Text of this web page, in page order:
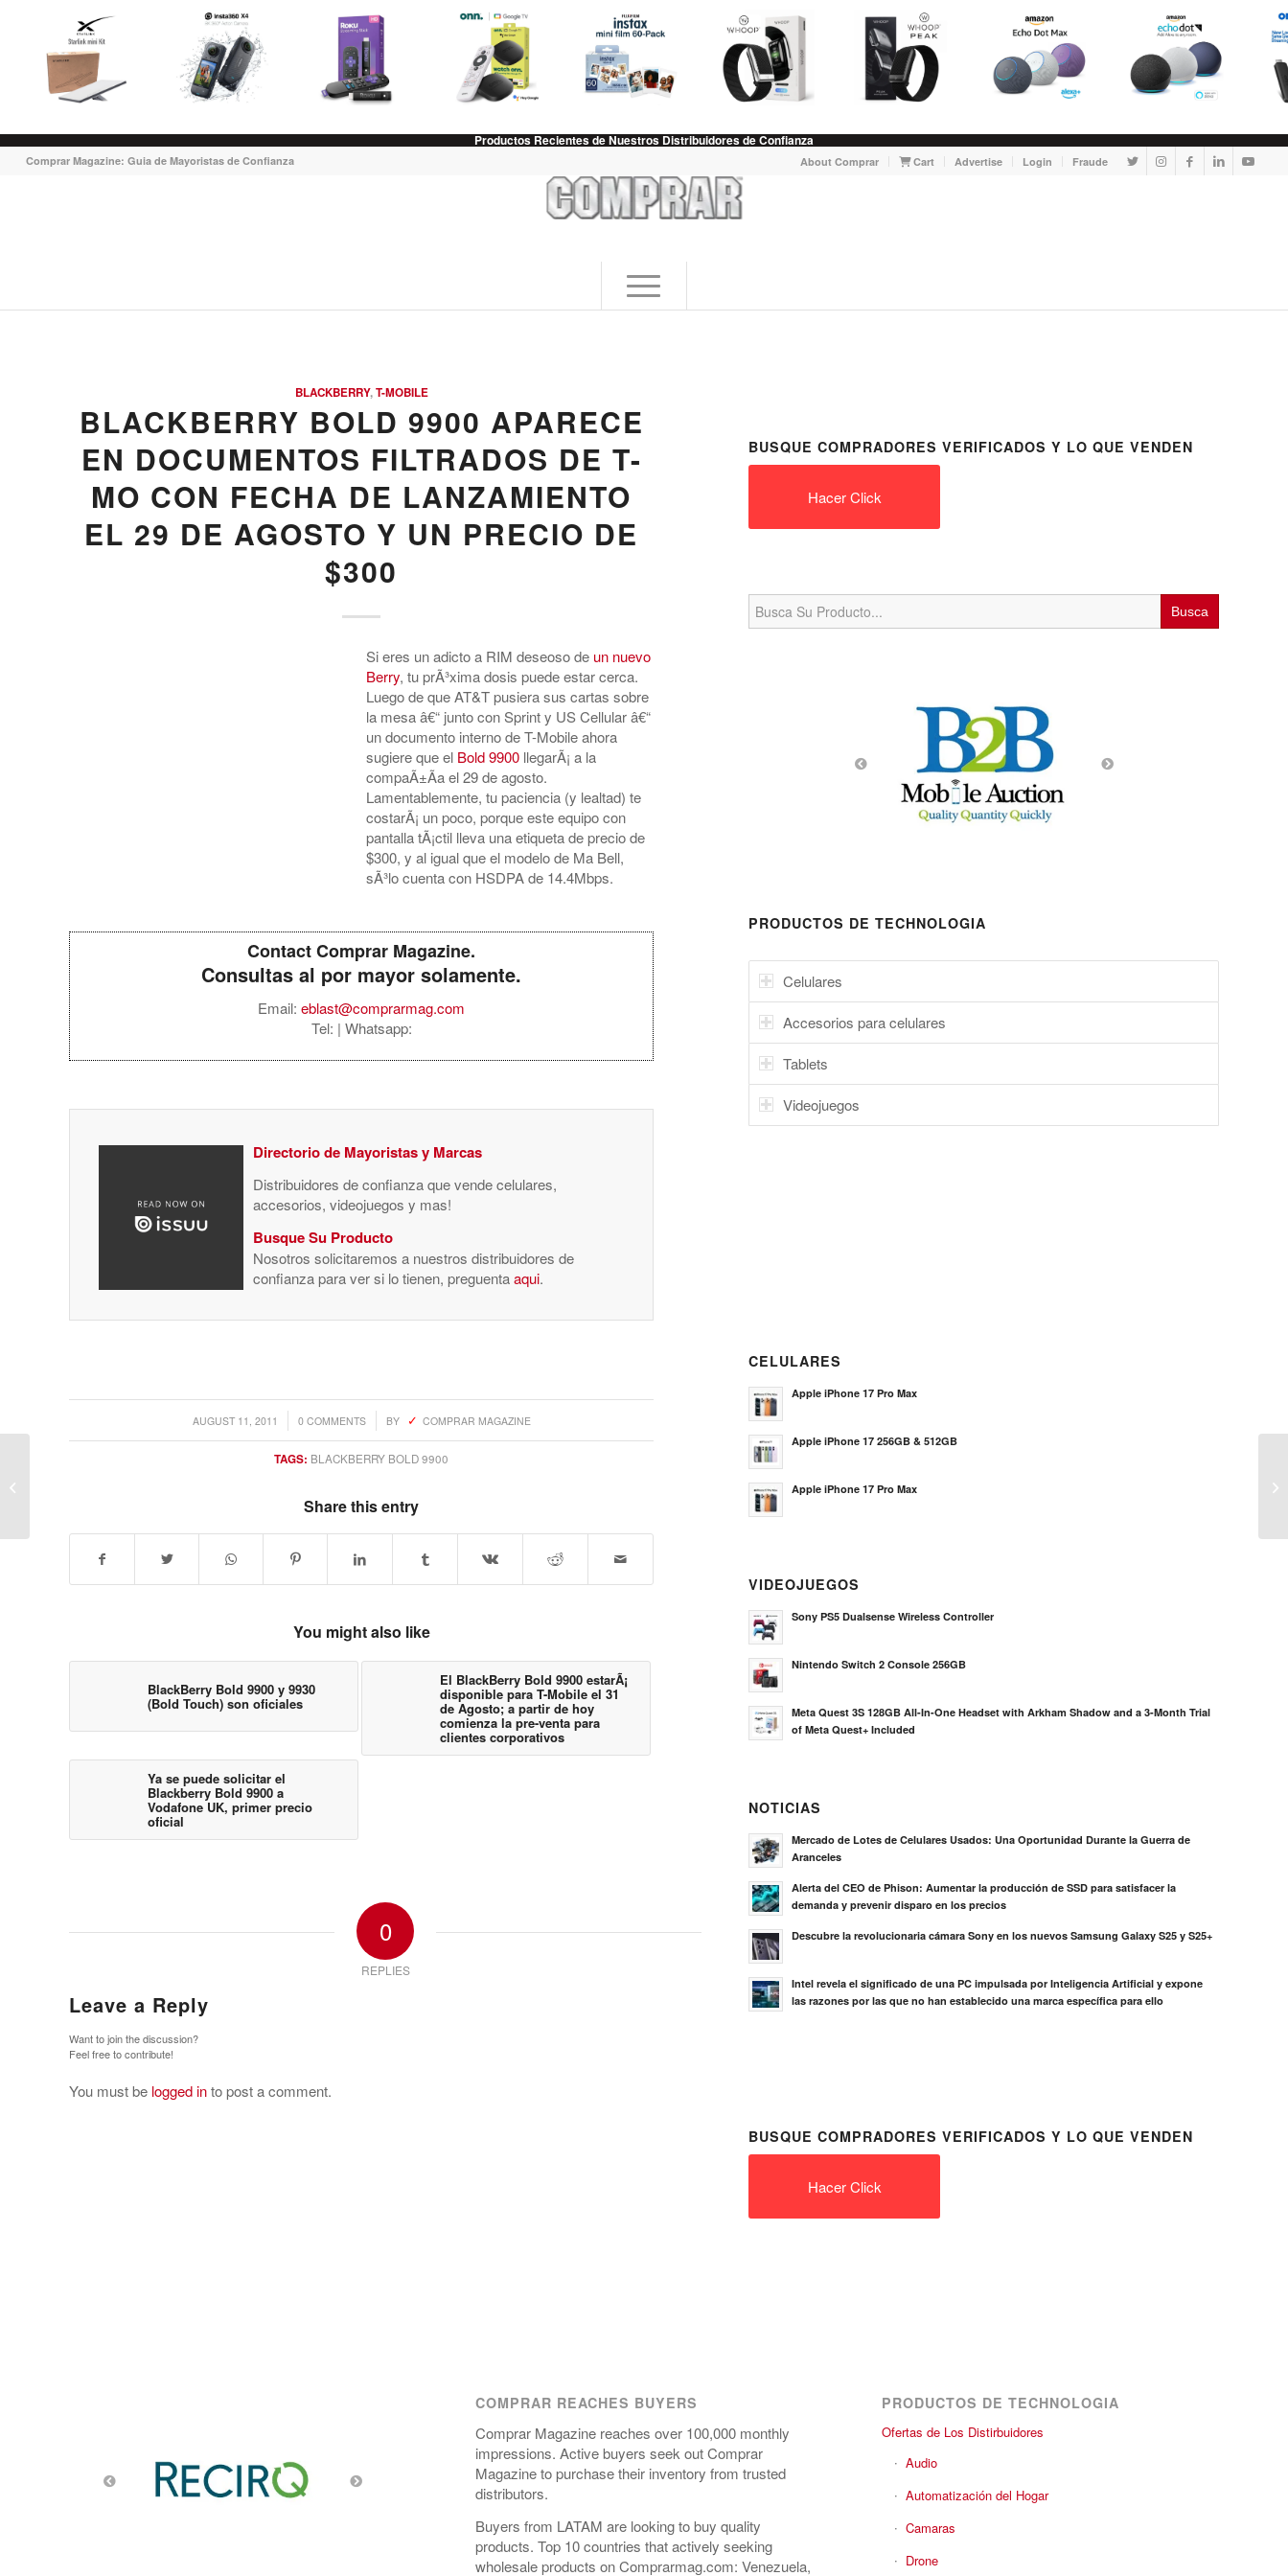
Productos Recientes de Nuestros Distribuidores de Confianza
About Comprar Cart Advertise Login Fraude
Comprar Magazine: Guia de Mayoristas de Confianza
BLACKBERRY,T-MOBILE
BLACKBERRY BOLD 9900 APARECE
EN DOCUMENTOS FILTRADOS DE T-
MO CON FECHA DE LANZAMIENTO
EL 29 DE AGOSTO Y UN PRECIO DE
$300
Si eres un adicto a RIM deseoso de un nuevo
Berry, tu prÃ³xima dosis puede estar cerca.
Luego de que AT&T pusiera sus cartas sobre
la mesa â€“ junto con Sprint y US Cellular â€“
un documento interno de T-Mobile ahora
sugiere que el Bold 9900 llegarÃ¡ a la
compaÃ±Ã­a el 29 de agosto.
Lamentablemente, tu paciencia (y lealtad) te
costarÃ¡ un poco, porque este equipo con
pantalla tÃ¡ctil lleva una etiqueta de precio de
$300, y al igual que el modelo de Ma Bell,
sÃ³lo cuenta con HSDPA de 14.4Mbps.
Contact Comprar Magazine.
Consultas al por mayor solamente.
Email: eblast@comprarmag.com
Tel: | Whatsapp:
Directorio de Mayoristas y Marcas
Distribuidores de confianza que vende celulares,
accesorios, videojuegos y mas!
Busque Su Producto
Nosotros solicitaremos a nuestros distribuidores de
confianza para ver si lo tienen, preguentaaqui.
AUGUST 11, 2011
/ 0 COMMENTS
/ BY COMPRAR MAGAZINE
TAGS: BLACKBERRY BOLD 9900
Share this entry
You might also like
BlackBerry Bold 9900 y 9930
(Bold Touch) son oficiales
El BlackBerry Bold 9900 estarÃ¡
disponible para T-Mobile el 31
de Agosto; a partir de hoy
comienza la pre-venta para
clientes corporativos
Ya se puede solicitar el
Blackberry Bold 9900 a
Vodafone UK, primer precio
oficial
0
REPLIES
Leave a Reply
Want to join the discussion?
Feel free to contribute!
You must be logged into post a comment.
BUSQUE COMPRADORES VERIFICADOS Y LO QUE VENDEN
Hacer Click
Search
for:
PRODUCTOS DE TECHNOLOGIA
Celulares
Accesorios para celulares
Tablets
Videojuegos
CELULARES
Apple iPhone 17 Pro Max
Apple iPhone 17 256GB & 512GB
Apple iPhone 17 Pro Max
VIDEOJUEGOS
Sony PS5 Dualsense Wireless Controller
Nintendo Switch 2 Console 256GB
Meta Quest 3S 128GB All-In-One Headset with Arkham Shadow and a 3-Month Trial
of Meta Quest+ Included
NOTICIAS
Mercado de Lotes de Celulares Usados: Una Oportunidad Durante la Guerra de
Aranceles
Alerta del CEO de Phison: Aumentar la producción de SSD para satisfacer la
demanda y prevenir disparo en los precios
Descubre la revolucionaria cámara Sony en los nuevos Samsung Galaxy S25 y S25+
Intel revela el significado de una PC impulsada por Inteligencia Artificial y expone
las razones por las que no han establecido una marca específica para ello
BUSQUE COMPRADORES VERIFICADOS Y LO QUE VENDEN
Hacer Click
COMPRAR REACHES BUYERS
Comprar Magazine reaches over 100,000 monthly
impressions. Active buyers seek out Comprar
Magazine to purchase their inventory from trusted
distributors.
Buyers from LATAM are looking to buy quality
products. Top 10 countries that actively seeking
wholesale products on Comprarmag.com: Venezuela,
PRODUCTOS DE TECHNOLOGIA
Ofertas de Los Distirbuidores
Audio
Automatización del Hogar
Camaras
Drone